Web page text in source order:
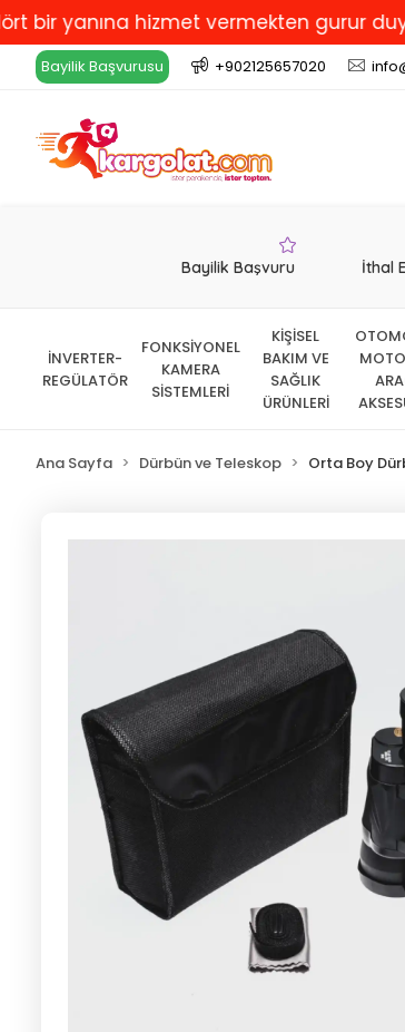
hizmet vermekten gurur
Bayilik Başvurusu +902125657020
Bayilik Başvuru İthal
İNVERTER-
REGÜLATÖR
FONKSİYONEL
KAMERA
SİSTEMLERİ
KİŞİSEL
BAKIM VE
SAĞLIK
ÜRÜNLERİ
Ana Sayfa Dürbün ve Teleskop Orta Boy